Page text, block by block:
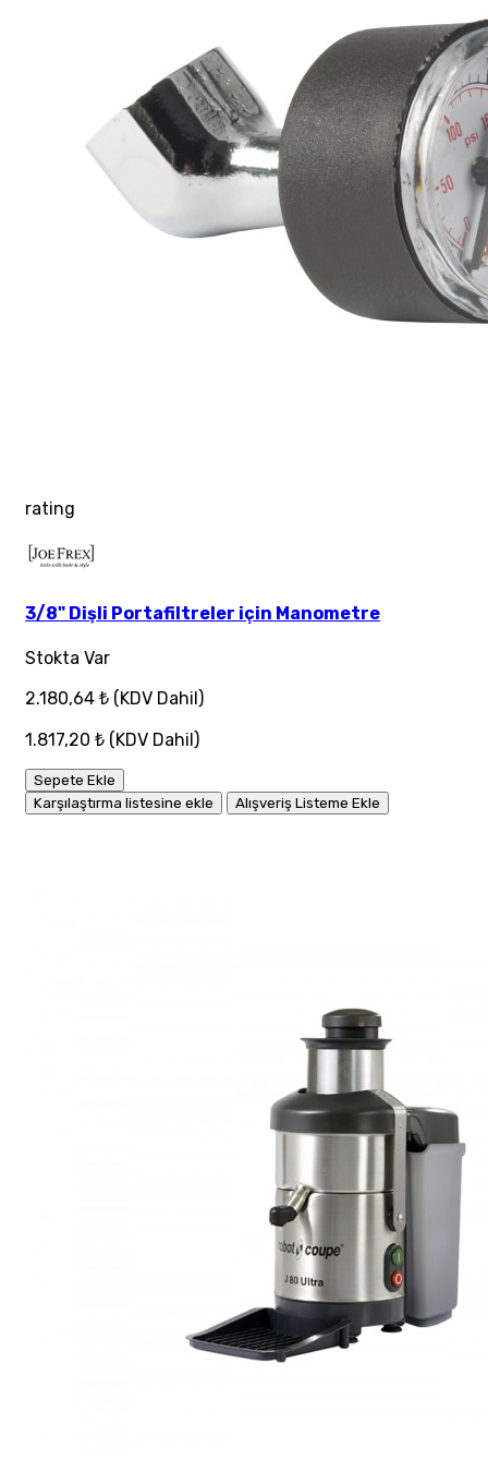
rating
3/8" Dişli Portafiltreler için Manometre
Stokta Var
2.180,64 ₺ (KDV Dahil)
1.817,20 ₺ (KDV Dahil)
Sepete Ekle
Karşılaştırma listesine ekle
Alışveriş Listeme Ekle